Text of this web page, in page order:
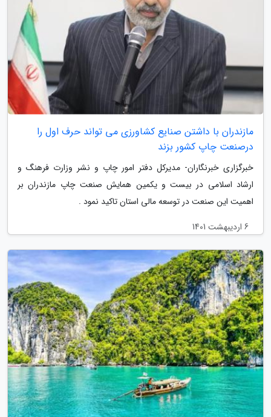
مازندران با داشتن صنایع کشاورزی می تواند حرف اول را
درصنعت چاپ کشور بزند
خبرگزاری خبرنگاران- مدیرکل دفتر امور چاپ و نشر وزارت فرهنگ و
ارشاد اسلامی در بیست و یکمین همایش صنعت چاپ مازندران بر
اهمیت این صنعت در توسعه مالی استان تاکید نمود .
6 اردیبهشت 1401